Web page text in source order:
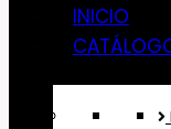
INICIO